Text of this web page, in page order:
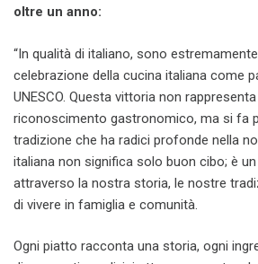
oltre un anno:
“In qualità di italiano, sono
celebrazione della cucina italiana come
UNESCO. Questa vittoria non
riconoscimento gastronomico, ma si fa
tradizione che ha radici profonde nella
italiana non significa solo buon cibo; è
attraverso la nostra storia, le nostre
di vivere in famiglia e comunità.
Ogni piatto racconta una storia, ogni